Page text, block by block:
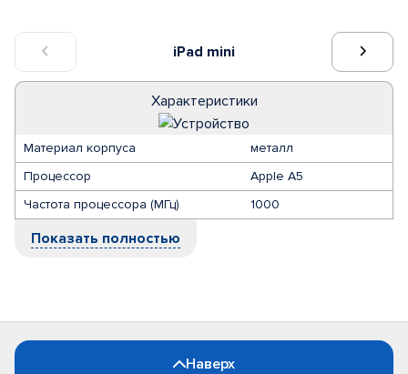
iPad mini
Характеристики
Материал корпуса
металл
Процессор
Apple A5
Частота процессора (МГц)
1000
Показать полностью
Наверх